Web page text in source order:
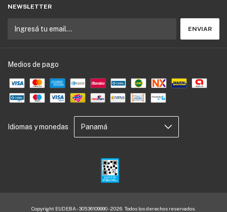
NEWSLETTER
Medios de pago
Idiomas y monedas
Copyright EUDEBA - 30536109990 - 2026. Todos los derechos reservados.